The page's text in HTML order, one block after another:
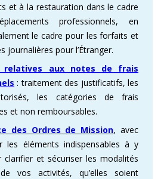
et à la restauration dans le cadre
professionnels, en
le cadre pour les forfaits et
journalières pour l’Étranger.
relatives aux notes de frais
: traitement des justificatifs, les
les catégories de frais
et non remboursables.
des Ordres de Mission, avec
les éléments indispensables à y
clarifier et sécuriser les modalités
de vos activités, qu’elles soient